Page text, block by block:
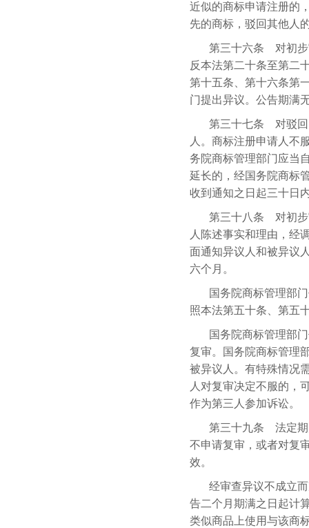
近似的商标申请注册的
先的商标，驳回其他人
第三十六条 对初步
反本法第二十条至第二
第十五条、第十六条第
门提出异议。公告期满
第三十七条 对驳回
人。商标注册申请人不
务院商标管理部门应当
延长的，经国务院商标
收到通知之日起三十日
第三十八条 对初步
人陈述事实和理由，经
面通知异议人和被异议
六个月。
国务院商标管理部
照本法第五十条、第五
国务院商标管理部
复审。国务院商标管理
被异议人。有特殊情况
人对复审决定不服的，
作为第三人参加诉讼。
第三十九条 法定期
不申请复审，或者对复
效。
经审查异议不成立
告二个月期满之日起计
类似商品上使用与该商